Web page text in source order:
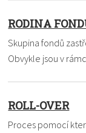
RODINA
Skupina fondů
Obvykle jsou v
ROLL-OVER
Proces pomocí